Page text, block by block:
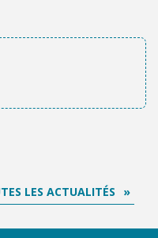
LES ACTUALITÉS